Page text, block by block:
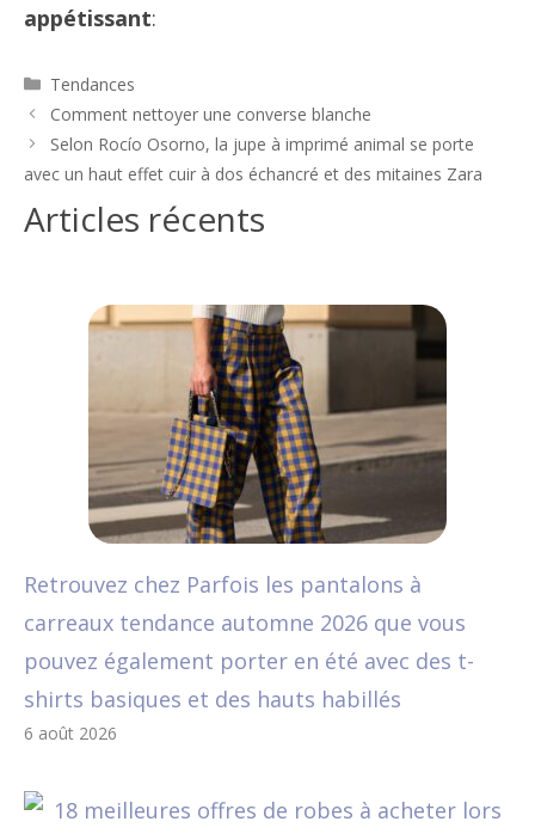
appétissant:
Catégories
Tendances
Navigation
des
Comment nettoyer une converse blanche
Selon Rocío Osorno, la jupe à imprimé animal se porte
avec un haut effet cuir à dos échancré et des mitaines Zara
Articles récents
Retrouvez chez Parfois les pantalons à
carreaux tendance automne 2026 que vous
pouvez également porter en été avec des t-
shirts basiques et des hauts habillés
6 août 2026